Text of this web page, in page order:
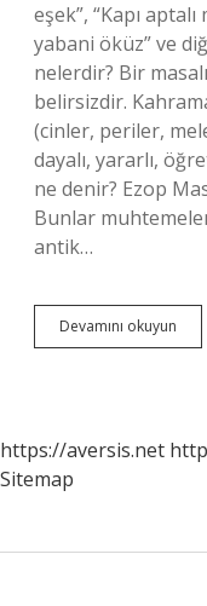
eşek”, “Kapı
yabani öküz” ve
nelerdir? Bir
belirsizdir.
(cinler, periler,
dayalı, yararlı,
ne denir? Ezop
Bunlar
antik…
Devamını okuyun
https://aversis.net
Sitemap